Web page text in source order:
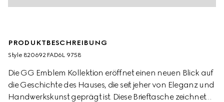
PRODUKTBESCHREIBUNG
Style ‎820692 FAD6L 9758
Die GG Emblem Kollektion eröffnet einen neuen Blick auf
die Geschichte des Hauses, die seit jeher von Eleganz und
Handwerkskunst geprägt ist. Diese Brieftasche zeichnet